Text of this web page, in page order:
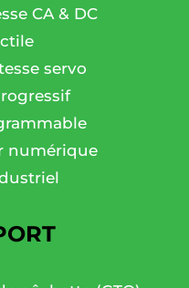
CA & DC
servo
numérique